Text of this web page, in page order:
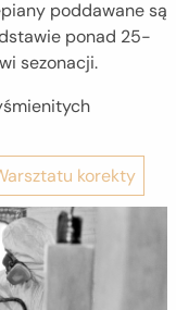
poddawane są
ponad 25-
sezonacji.
korekty